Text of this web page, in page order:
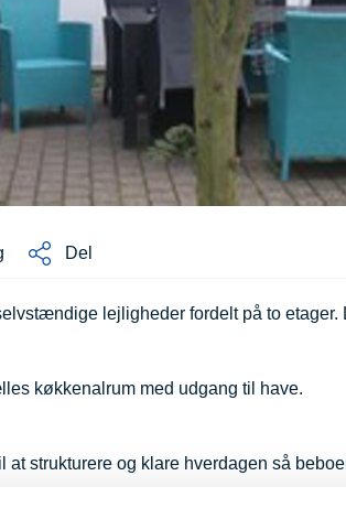
Del
lejligheder fordelt på to etager.
køkkenalrum med udgang til have.
strukturere og klare hverdagen så